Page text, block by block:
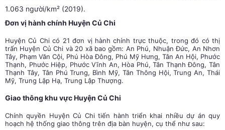
1.063 người/km² (2019).
Đơn vị hành chính Huyện Củ Chi
Huyện Củ Chi có 21 đơn vị hành chính trực thuộc, trong đó có thị
trấn Huyện Củ Chi và 20 xã bao gồm: An Phú, Nhuận Đức, An Nhơn
Tây, Phạm Văn Cội, Phú Hòa Đông, Phú Mỹ Hưng, Tân An Hội, Phước
Thạnh, Phước Hiệp, Phước Vĩnh An, Hòa Phú, Tân Thạnh Đông, Tân
Thạnh Tây, Tân Phú Trung, Bình Mỹ, Tân Thông Hội, Trung An, Thái
Mỹ, Trung Lập Hạ, Trung Lập Thượng.
Giao thông khu vực Huyện Củ Chi
Chính quyền Huyện Củ Chi tiến hành triển khai nhiều dự án quy
hoạch hệ thống giao thông trên địa bàn huyện, cụ thể như sau: